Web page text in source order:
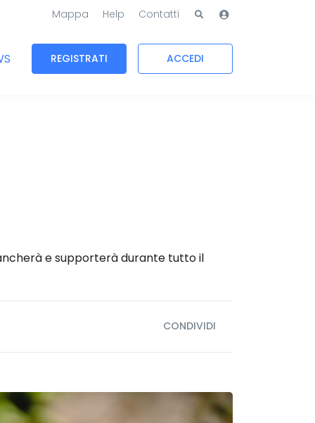
Mappa Help Contatti
REGISTRATI ACCEDI
e supporterà durante tutto il
CONDIVIDI